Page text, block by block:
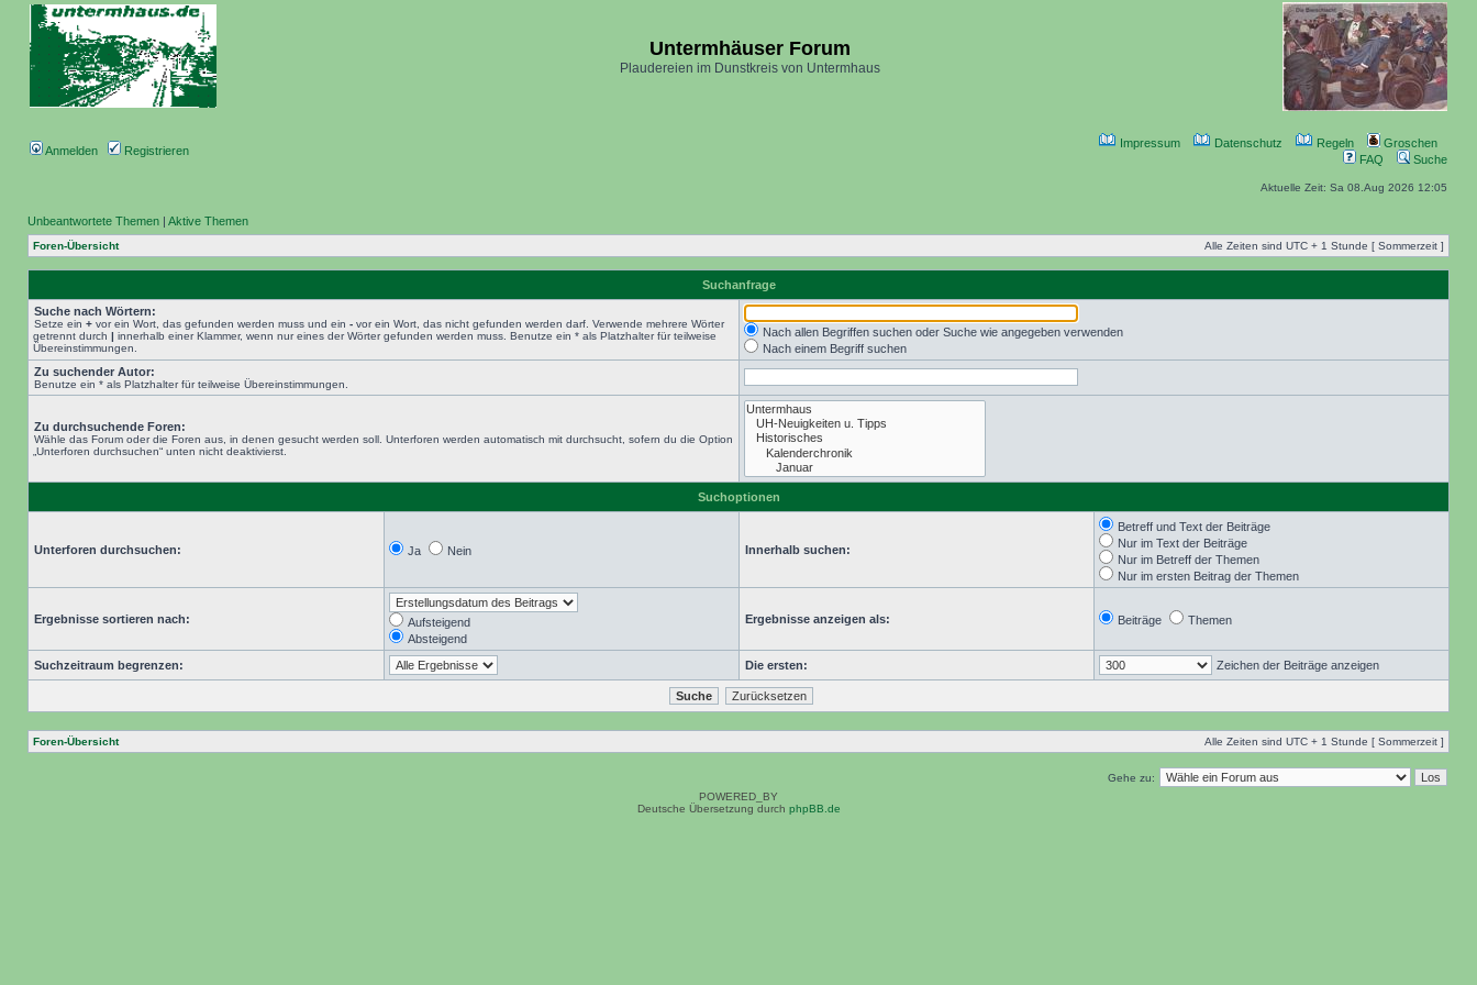
Untermhäuser Forum
Plaudereien im Dunstkreis von Untermhaus
Anmelden Registrieren
Impressum Datenschutz Regeln
Groschen
FAQ
Suche
Aktuelle Zeit: Sa 08.Aug 2026 12:05
Unbeantwortete Themen | Aktive Themen
Foren-Übersicht Alle Zeiten sind UTC + 1 Stunde [ Sommerzeit ]
Suchanfrage
Suche nach Wörtern:
Setze ein + vor ein Wort, das gefunden werden muss und ein - vor ein Wort, das nicht gefunden werden darf. Verwende mehrere Wörter
getrennt durch | innerhalb einer Klammer, wenn nur eines der Wörter gefunden werden muss. Benutze ein * als Platzhalter für teilweise
Übereinstimmungen.
Nach allen Begriffen suchen oder Suche wie angegeben verwenden
Nach einem Begriff suchen
Zu suchender Autor:
Benutze ein * als Platzhalter für teilweise Übereinstimmungen.
Zu durchsuchende Foren:
Wähle das Forum oder die Foren aus, in denen gesucht werden soll. Unterforen werden automatisch mit durchsucht, sofern du die Option
„Unterforen durchsuchen“ unten nicht deaktivierst.
Suchoptionen
Unterforen durchsuchen: Ja Nein Innerhalb suchen:
Betreff und Text der Beiträge
Nur im Text der Beiträge
Nur im Betreff der Themen
Nur im ersten Beitrag der Themen
Ergebnisse sortieren nach:
Aufsteigend
Absteigend
Ergebnisse anzeigen als: Beiträge Themen
Suchzeitraum begrenzen: Die ersten: Zeichen der Beiträge anzeigen
Foren-Übersicht Alle Zeiten sind UTC + 1 Stunde [ Sommerzeit ]
Gehe zu:
POWERED_BY
Deutsche Übersetzung durch phpBB.de